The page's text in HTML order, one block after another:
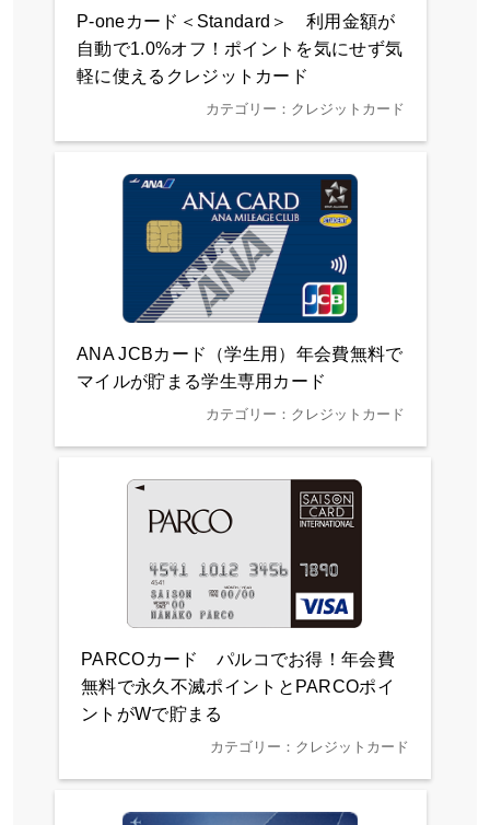
P-oneカード＜Standard＞ 利用金額が
自動で1.0%オフ！ポイントを気にせず気
軽に使えるクレジットカード
カテゴリー：クレジットカード
ANA JCBカード（学生用）年会費無料で
マイルが貯まる学生専用カード
カテゴリー：クレジットカード
PARCOカード パルコでお得！年会費
無料で永久不滅ポイントとPARCOポイ
ントがWで貯まる
カテゴリー：クレジットカード